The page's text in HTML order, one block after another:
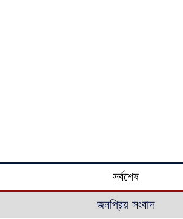
সর্বশেষ
জনপ্রিয় সংবাদ